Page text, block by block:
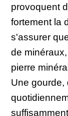
provoquent
fortement la
s'assurer
de
pierre
Une gourde,